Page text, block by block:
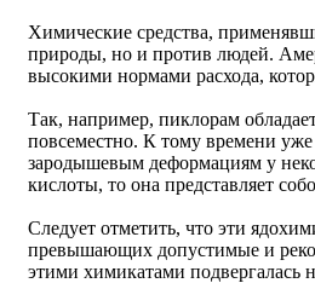
Химические средства,
природы, но и против людей.
высокими нормами расхода,
Так, например, пиклорам
повсеместно. К тому времени
зародышевым деформациям у
кислоты, то она представляет
Следует отметить, что эти
превышающих допустимые и
этими химикатами подвергалась